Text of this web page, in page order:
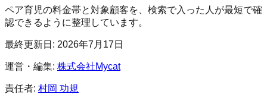
ペア育児の料金帯と対象顧客を、検索で入った人が最短で確
認できるように整理しています。
最終更新日: 2026年7月17日
運営・編集: 株式会社Mycat
責任者: 村岡 功規